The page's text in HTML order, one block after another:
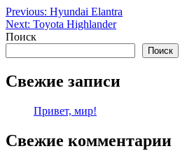
Навигация
по
Previous: Hyundai Elantra
Next: Toyota Highlander
Поиск
Поиск
Свежие записи
Привет, мир!
Свежие комментарии